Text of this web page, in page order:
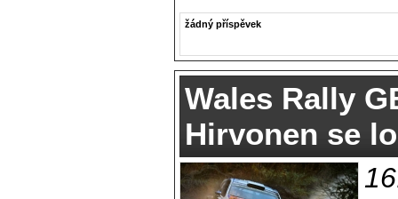
žádný příspěvek
Wales Rally
Hirvonen se